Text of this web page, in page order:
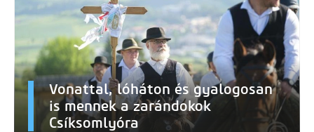
Vonattal, lóháton és gyalogosan
is mennek a zarándokok
Csíksomlyóra